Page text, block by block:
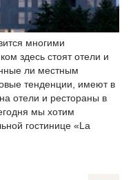
многими
здесь стоят отели и
ли местным
тенденции, имеют в
отели и рестораны в
мы хотим
гостинице «La